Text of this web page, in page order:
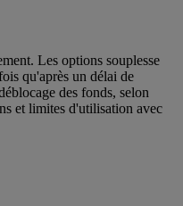
Les options souplesse
qu'après un délai de
des fonds, selon
et limites d'utilisation avec